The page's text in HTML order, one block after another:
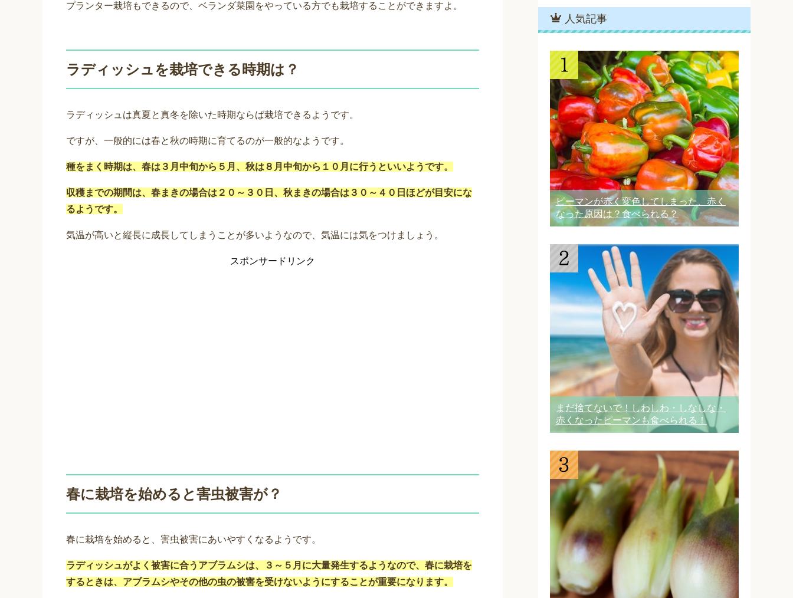
プランター栽培もできるので、ベランダ菜園をやっている方でも栽培することができますよ。
ラディッシュを栽培できる時期は？
ラディッシュは真夏と真冬を除いた時期ならば栽培できるようです。
ですが、一般的には春と秋の時期に育てるのが一般的なようです。
種をまく時期は、春は３月中旬から５月、秋は８月中旬から１０月に行うといいようです。
収穫までの期間は、春まきの場合は２０～３０日、秋まきの場合は３０～４０日ほどが目安にな
るようです。
気温が高いと縦長に成長してしまうことが多いようなので、気温には気をつけましょう。
スポンサードリンク
春に栽培を始めると害虫被害が？
春に栽培を始めると、害虫被害にあいやすくなるようです。
ラディッシュがよく被害に合うアブラムシは、３～５月に大量発生するようなので、春に栽培を
するときは、アブラムシやその他の虫の被害を受けないようにすることが重要になります。
人気記事
ピーマンが赤く変色してしまった、赤く
なった原因は？食べられる？
まだ捨てないで！しわしわ・しなしな・
赤くなったピーマンも食べられる！